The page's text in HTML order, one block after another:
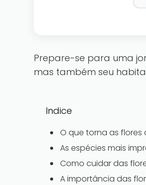
Prepare-se para uma
mas também seu
Indice
O que torna as
As espécies mais
Como cuidar das
A importância das